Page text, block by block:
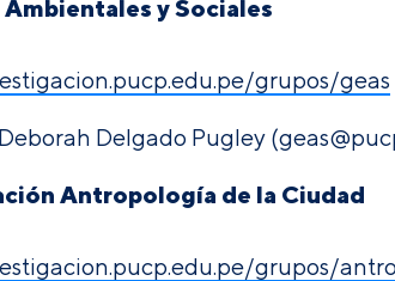
y Sociales
grupos/geas
Deborah Delgado Pugley (
Antropología de la Ciudad
grupos/